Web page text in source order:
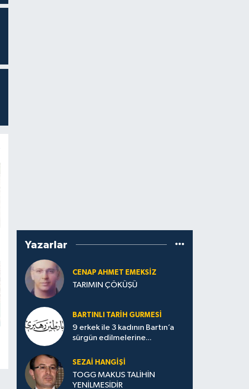
Yazarlar
CENAP AHMET EMEKSİZ
TARIMIN ÇÖKÜŞÜ
BARTINLI TARIH GURMESI
9 erkek ile 3 kadının Bartın’a
sürgün edilmelerine...
SEZAI HANGİŞİ
TOGG MAKUS TALİHİN
YENİLMESİDİR